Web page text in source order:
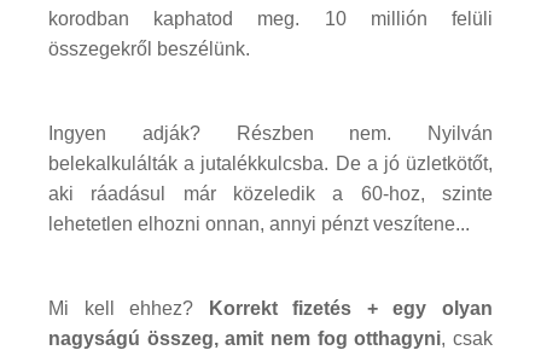
korodban kaphatod meg. 10 millión felüli
összegekről beszélünk.
Ingyen adják? Részben nem. Nyilván
belekalkulálták a jutalékkulcsba. De a jó üzletkötőt,
aki ráadásul már közeledik a 60-hoz, szinte
lehetetlen elhozni onnan, annyi pénzt veszítene...
Mi kell ehhez?
Korrekt fizetés + egy olyan
nagyságú összeg, amit nem fog otthagyni, csak